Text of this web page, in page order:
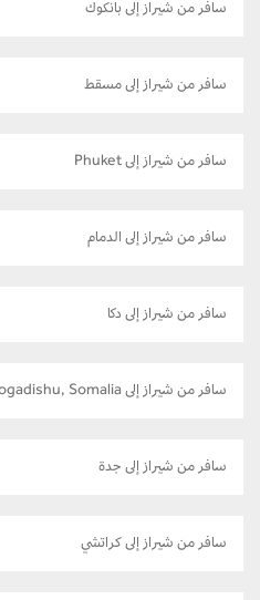
سافر من شيراز إلى بانكوك
سافر من شيراز إلى مسقط
سافر من شيراز إلى Phuket
سافر من شيراز إلى الدمام
سافر من شيراز إلى دكا
سافر من شيراز إلى Mogadishu, Somalia
سافر من شيراز إلى جدة
سافر من شيراز إلى كراتشي